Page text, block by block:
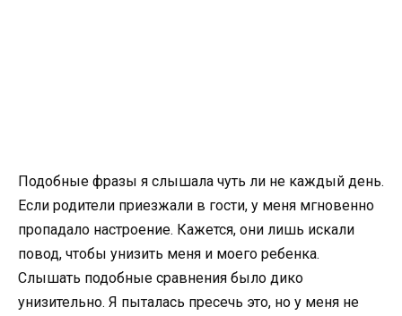
Подобные фразы я слышала чуть ли не каждый день.
Если родители приезжали в гости, у меня мгновенно
пропадало настроение. Кажется, они лишь искали
повод, чтобы унизить меня и моего ребенка.
Слышать подобные сравнения было дико
унизительно. Я пыталась пресечь это, но у меня не